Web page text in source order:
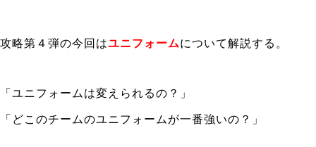
攻略第４弾の今回はユニフォームについて解説する。
「ユニフォームは変えられるの？」
「どこのチームのユニフォームが一番強いの？」